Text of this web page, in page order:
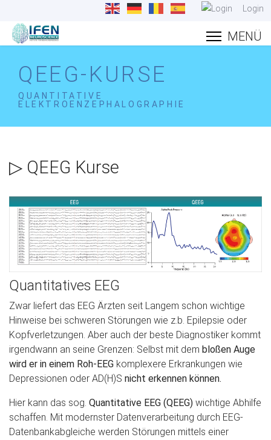
Login
QEEG-KURSE
QUANTITATIVE
ELEKTROENZEPHALOGRAPHIE
▷ QEEG Kurse
Quantitatives EEG
Zwar liefert das EEG Ärzten seit Langem schon wichtige
Hinweise bei schweren Störungen wie z.b. Epilepsie oder
Kopfverletzungen. Aber auch der beste Diagnostiker kommt
irgendwann an seine Grenzen: Selbst mit dem bloßen Auge
wird er in einem Roh-EEG komplexere Erkrankungen wie
Depressionen oder AD(H)S nicht erkennen können.
Hier kann das sog. Quantitative EEG (QEEG) wichtige Abhilfe
schaffen. Mit modernster Datenverarbeitung durch EEG-
Datenbankabgleiche werden Störungen mittels einer